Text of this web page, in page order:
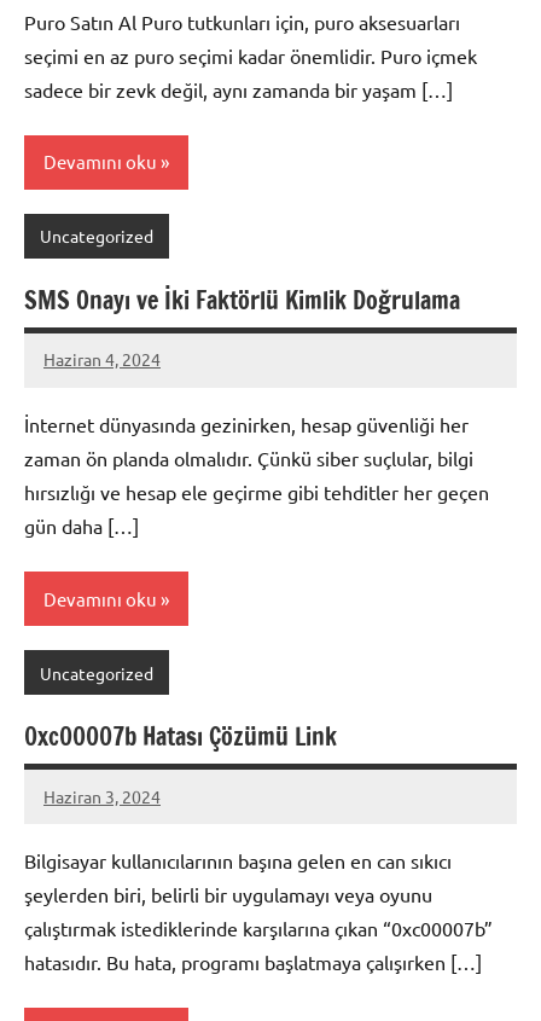
Puro Satın Al Puro tutkunları için, puro aksesuarları
seçimi en az puro seçimi kadar önemlidir. Puro içmek
sadece bir zevk değil, aynı zamanda bir yaşam […]
Devamını oku
Uncategorized
SMS Onayı ve İki Faktörlü Kimlik Doğrulama
Haziran 4, 2024
admin
İnternet dünyasında gezinirken, hesap güvenliği her
zaman ön planda olmalıdır. Çünkü siber suçlular, bilgi
hırsızlığı ve hesap ele geçirme gibi tehditler her geçen
gün daha […]
Devamını oku
Uncategorized
0xc00007b Hatası Çözümü Link
Haziran 3, 2024
admin
Bilgisayar kullanıcılarının başına gelen en can sıkıcı
şeylerden biri, belirli bir uygulamayı veya oyunu
çalıştırmak istediklerinde karşılarına çıkan “0xc00007b”
hatasıdır. Bu hata, programı başlatmaya çalışırken […]